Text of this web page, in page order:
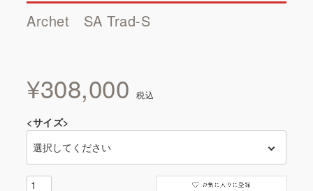
Archet SA Trad-S
¥308,000 税込
<サイズ>